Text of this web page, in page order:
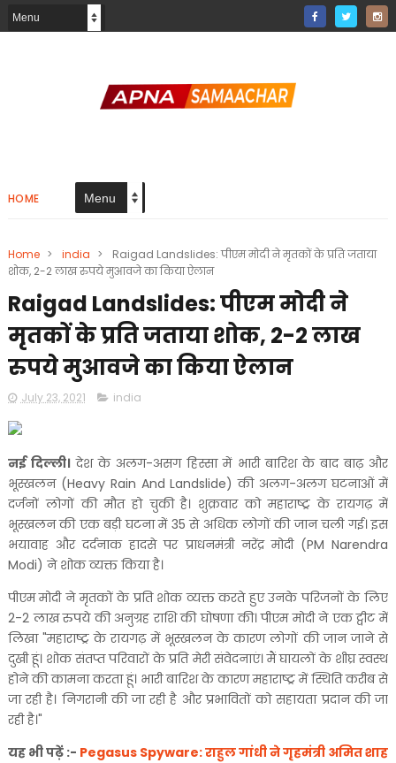
HOME
Home > india >
Raigad Landslides: पीएम मोदी ने मृतकों के प्रति जताया
शोक, 2-2 लाख रुपये मुआवजे का किया ऐलान
Raigad Landslides: पीएम मोदी ने
मृतकों के प्रति जताया शोक, 2-2 लाख
रुपये मुआवजे का किया ऐलान
July 23, 2021 india
नई दिल्ली। देश के अलग-असग हिस्सा में भारी बारिश के बाद बाढ़ और
भूस्खलन (Heavy Rain And Landslide) की अलग-अलग घटनाओं में
दर्जनों लोगों की मौत हो चुकी है। शुक्रवार को महाराष्ट्र के रायगढ़ में
भूस्खलन की एक बड़ी घटना में 35 से अधिक लोगों की जान चली गई। इस
भयावाह और दर्दनाक हादसे पर प्राधनमंत्री नरेंद्र मोदी (PM Narendra
Modi) ने शोक व्यक्त किया है।
पीएम मोदी ने मृतकों के प्रति शोक व्यक्त करते हुए उनके परिजनों के लिए
2-2 लाख रुपये की अनुग्रह राशि की घोषणा की। पीएम मोदी ने एक ट्वीट में
लिखा "महाराष्ट्र के रायगढ़ में भूस्खलन के कारण लोगों की जान जाने से
दुखी हूं। शोक संतप्त परिवारों के प्रति मेरी संवेदनाएं। मैं घायलों के शीघ्र स्वस्थ
होने की कामना करता हूं। भारी बारिश के कारण महाराष्ट्र में स्थिति करीब से
जा रही है। निगरानी की जा रही है और प्रभावितों को सहायता प्रदान की जा
रही है।"
यह भी पढ़ें :- Pegasus Spyware: राहुल गांधी ने गृहमंत्री अमित शाह